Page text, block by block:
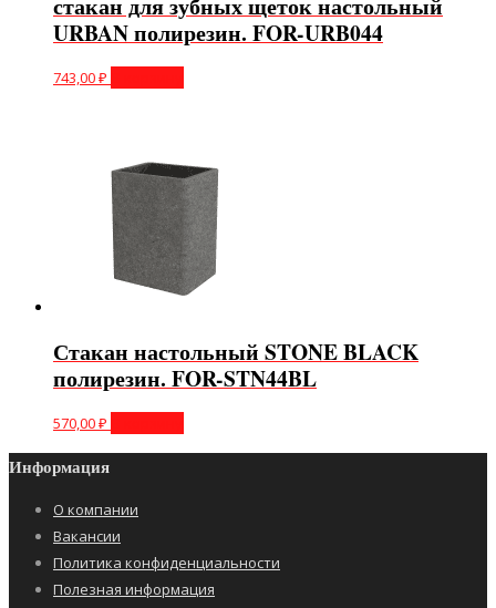
URBAN полирезин. FOR-URB044
743,00₽
Стакан настольный STONE BLACK
полирезин. FOR-STN44BL
570,00₽
Информация
О компании
Вакансии
Политика конфиденциальности
Полезная информация